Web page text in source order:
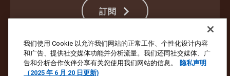
訂閱
防止詐騙 服務條款及細則 網站使用條款 私隱聲明 Cookie 設定
我们使用 Cookie 以允许我们网站的正常工作、个性化设计内容
和广告、提供社交媒体功能并分析流量。我们还同社交媒体、广
告和分析合作伙伴分享有关您使用我们网站的信息。
隐私声明
（2025 年 6 月 20 日更新)